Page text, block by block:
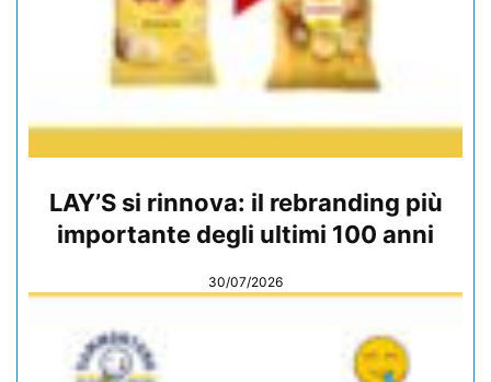
LAY’S si rinnova: il rebranding più
importante degli ultimi 100 anni
30/07/2026